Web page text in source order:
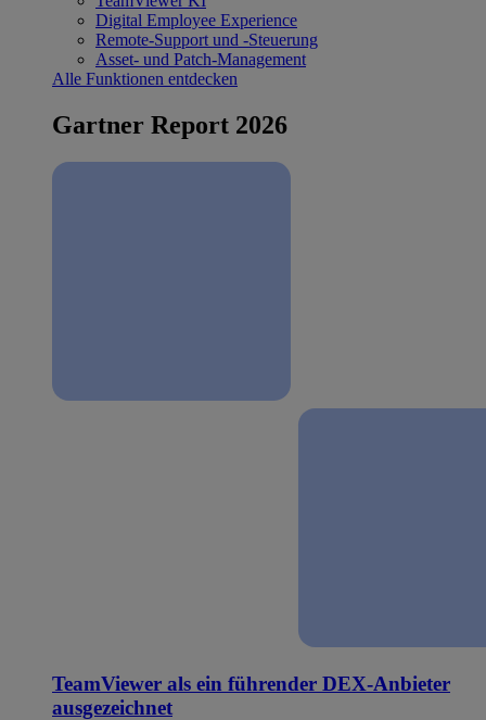
Digital Employee Experience
Remote-Support und -Steuerung
Asset- und Patch-Management
Alle Funktionen entdecken
Gartner Report 2026
TeamViewer als ein führender DEX-Anbieter
ausgezeichnet